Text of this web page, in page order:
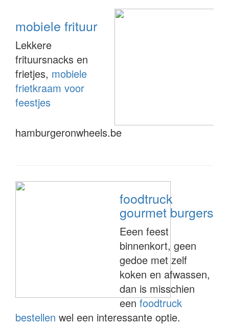
mobiele frituur
Lekkere
frituursnacks en
frietjes, mobiele
frietkraam voor
feestjes
hamburgeronwheels.be
foodtruck
gourmet burgers
Eeen feest
binnenkort, geen
gedoe met zelf
koken en afwassen,
dan is misschien
eenfoodtruck
bestellen wel een interessante optie.